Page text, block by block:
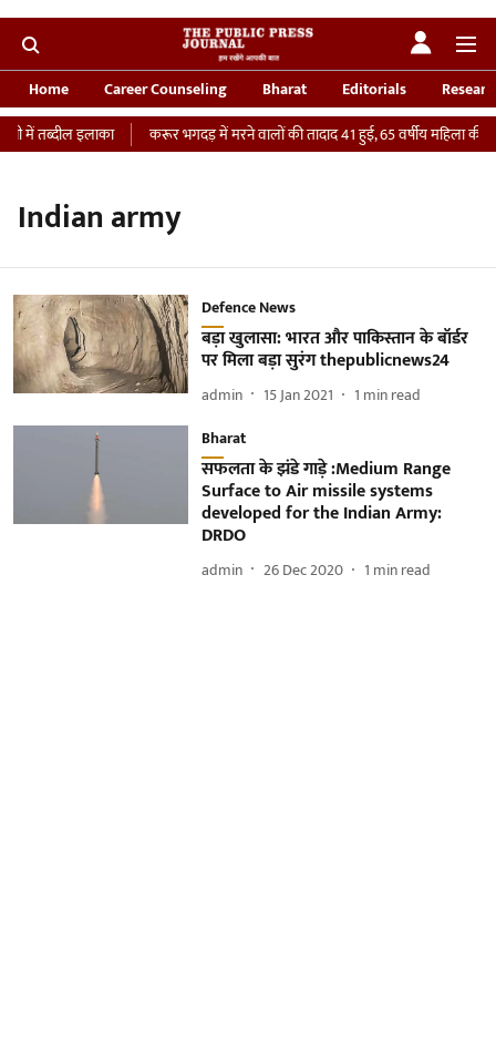
Home Career Counseling Bharat Editorials
में तब्दील इलाका
करूर भगदड़ में मरने वालों की तादाद 41 हुई, 65 वर्षीय महिला की
Indian army
Defence News
बड़ा खुलासा: भारत और पाकिस्तान के बॉर्डर
पर मिला बड़ा सुरंग thepublicnews24
admin 15 Jan 2021 1 min read
Bharat
सफलता के झंडे गाड़े :Medium Range
Surface to Air missile systems
developed for the Indian Army:
DRDO
admin 26 Dec 2020 1 min read